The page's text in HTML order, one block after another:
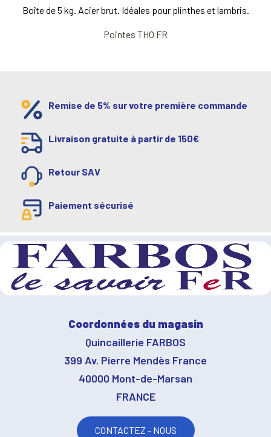
Boîte de 5 kg. Acier brut. Idéales pour plinthes et lambris.
Pointes THO FR
Remise de 5% sur votre première commande
Livraison gratuite à partir de 150€
Retour SAV
Paiement sécurisé
Coordonnées du magasin
Quincaillerie FARBOS
399 Av. Pierre Mendès France
40000 Mont-de-Marsan
FRANCE
CONTACTEZ - NOUS